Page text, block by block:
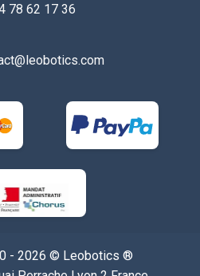
78 62 17 36
- 2026 © Leobotics ®